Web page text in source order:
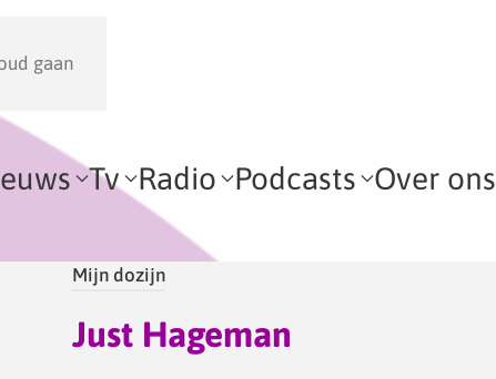
gaan
Tv Radio Podcasts Over ons
Mijn dozijn
Just Hageman